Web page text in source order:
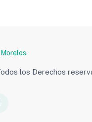
los Derechos